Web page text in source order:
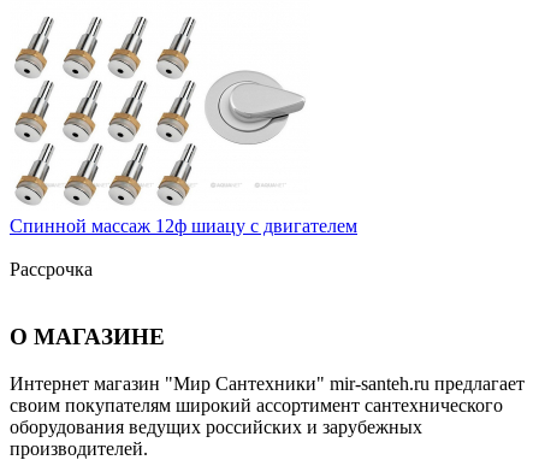
Спинной массаж 12ф шиацу с двигателем
Рассрочка
О МАГАЗИНЕ
Интернет магазин "Мир Сантехники" mir-santeh.ru предлагает
своим покупателям широкий ассортимент сантехнического
оборудования ведущих российских и зарубежных
производителей.